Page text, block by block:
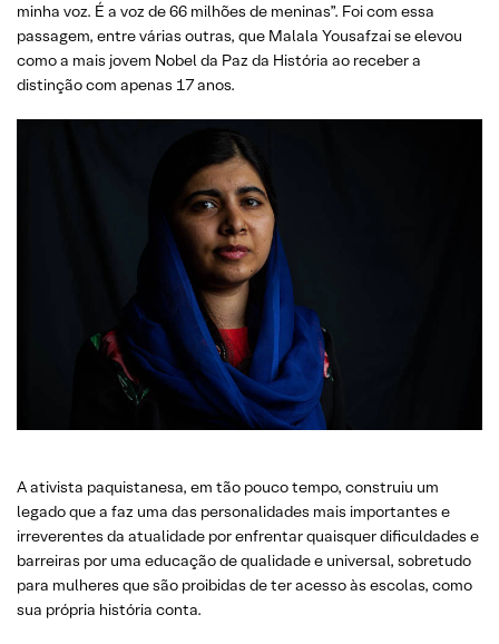
minha voz. É a voz de 66 milhões de meninas”. Foi com essa
passagem, entre várias outras, que Malala Yousafzai se elevou
como a mais jovem Nobel da Paz da História ao receber a
distinção com apenas 17 anos.
A ativista paquistanesa, em tão pouco tempo, construiu um
legado que a faz uma das personalidades mais importantes e
irreverentes da atualidade por enfrentar quaisquer dificuldades e
barreiras por uma educação de qualidade e universal, sobretudo
para mulheres que são proibidas de ter acesso às escolas, como
sua própria história conta.